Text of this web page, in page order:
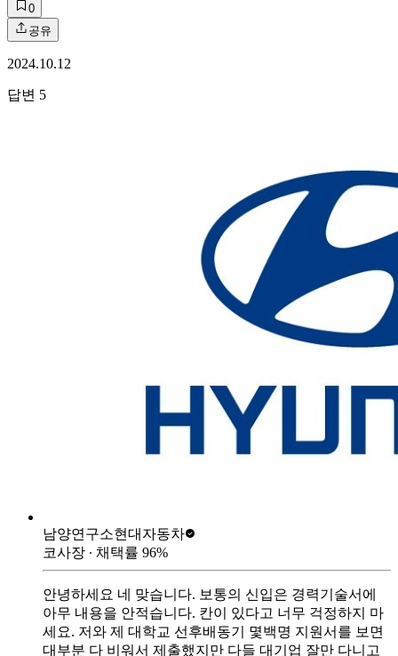
0
공유
2024.10.12
답변 5
남양연구소현대자동차
코사장 ∙ 채택률 96%
안녕하세요 네 맞습니다. 보통의 신입은 경력기술서에
아무 내용을 안적습니다. 칸이 있다고 너무 걱정하지 마
세요. 저와 제 대학교 선후배동기 몇백명 지원서를 보면
대부분 다 비워서 제출했지만 다들 대기업 잘만 다니고